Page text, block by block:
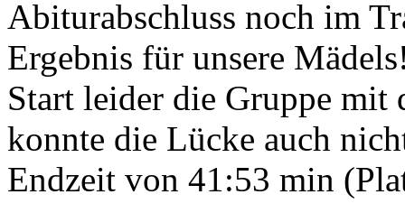
Abiturabschluss noch im
Ergebnis für unsere
Start leider die Gruppe mit
konnte die Lücke auch
Endzeit von 41:53 min